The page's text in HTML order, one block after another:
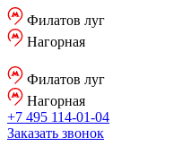
Филатов луг
Нагорная
Филатов луг
Нагорная
+7 495 114-01-04
Заказать звонок